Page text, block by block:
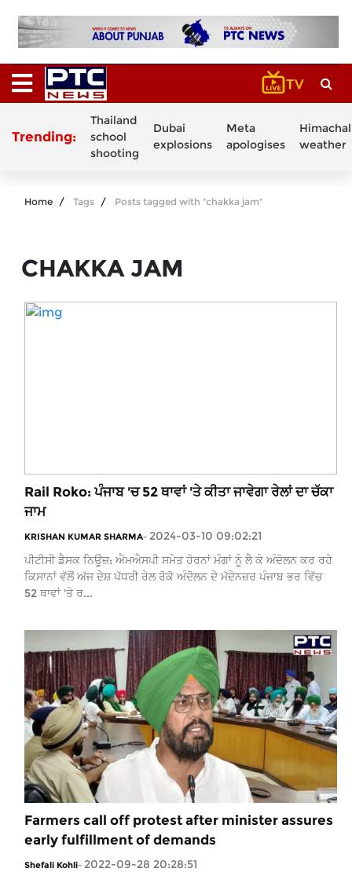
Trending:
Thailand
school
shooting
Dubai
explosions
Meta
apologises
Himachal
weather
Home Tags Posts tagged with "chakka jam"
CHAKKA JAM
Rail Roko: ਪੰਜਾਬ 'ਚ 52 ਥਾਵਾਂ 'ਤੇ ਕੀਤਾ ਜਾਵੇਗਾ ਰੇਲਾਂ ਦਾ ਚੱਕਾ
ਜਾਮ
KRISHAN KUMAR SHARMA- 2024-03-10 09:02:21
ਪੀਟੀਸੀ ਡੈਸਕ ਨਿਊਜ਼: ਐਮਐਸਪੀ ਸਮੇਤ ਹੋਰਨਾਂ ਮੰਗਾਂ ਨੂੰ ਲੈ ਕੇ ਅੰਦੋਲਨ ਕਰ ਰਹੇ
ਕਿਸਾਨਾਂ ਵੱਲੋਂ ਅੱਜ ਦੇਸ਼ ਪੱਧਰੀ ਰੇਲ ਰੋਕੋ ਅੰਦੋਲਨ ਦੇ ਮੱਦੇਨਜ਼ਰ ਪੰਜਾਬ ਭਰ ਵਿੱਚ
52 ਥਾਵਾਂ 'ਤੇ ਰ...
Farmers call off protest after minister assures
early fulfillment of demands
Shefali Kohli- 2022-09-28 20:28:51